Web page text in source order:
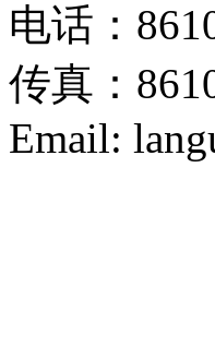
电话：
传真：
Email: